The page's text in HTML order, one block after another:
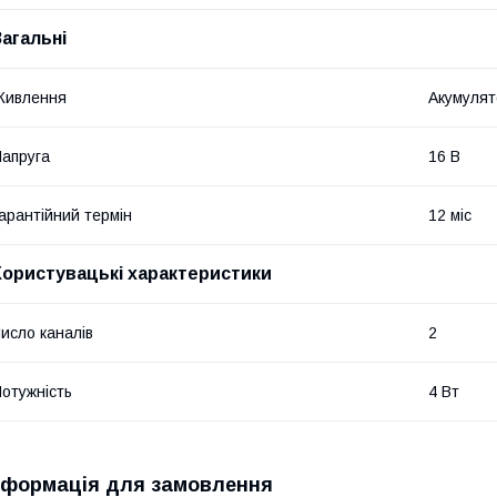
16 В
термін 12 міс
характеристики
каналів 2
4 Вт
для замовлення